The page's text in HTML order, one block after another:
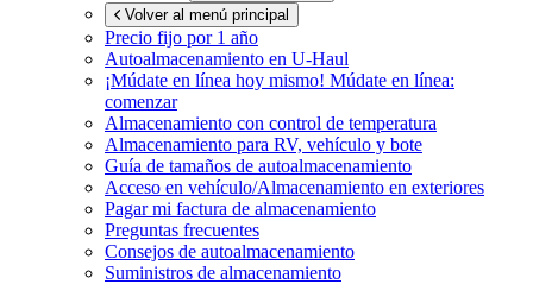
Volver al menú principal
Precio fijo por 1 año
Autoalmacenamiento en U-Haul
¡Múdate en línea hoy mismo! Múdate en línea:
comenzar
Almacenamiento con control de temperatura
Almacenamiento para RV, vehículo y bote
Guía de tamaños de autoalmacenamiento
Acceso en vehículo/Almacenamiento en exteriores
Pagar mi factura de almacenamiento
Preguntas frecuentes
Consejos de autoalmacenamiento
Suministros de almacenamiento